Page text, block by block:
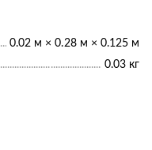
0.02 м × 0.28 м × 0.125 м
0.03 кг